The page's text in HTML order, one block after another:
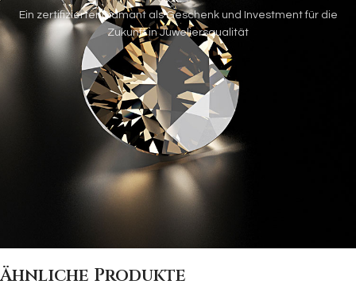
Ein zertifizierter Diamant als Geschenk und Investment für die
Zukunft in Juweliersqualität
Ähnliche Produkte